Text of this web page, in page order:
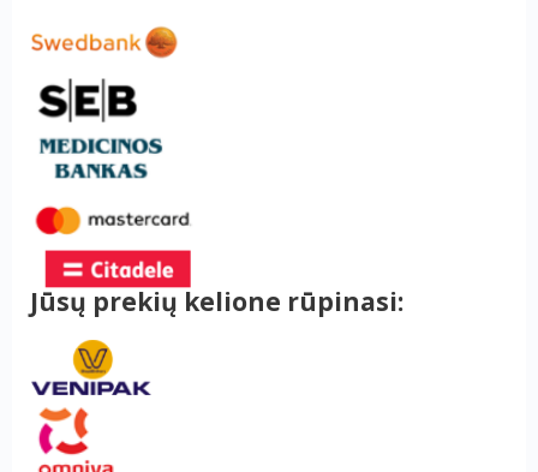
Jūsų prekių kelione rūpinasi: